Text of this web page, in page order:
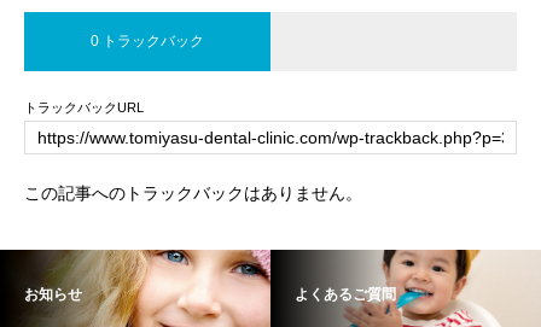
0 トラックバック
トラックバックURL
この記事へのトラックバックはありません。
お知らせ よくあるご質問